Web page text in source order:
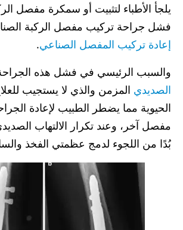
يلجأ الأطباء لتثبيت أو سمكرة مفصل
فشل جراحة تركيب مفصل الركبة
إعادة تركيب المفصل الصناعي.
والسبب الرئيسي في فشل هذه
الصديدي المزمن والذي لا يستجيب
الحيوية مما يضطر الطبيب لإعادة
مفصل آخر، وعند تكرار الالتهاب
بُدًا من اللجوء لدمج عظمتي الفخذ